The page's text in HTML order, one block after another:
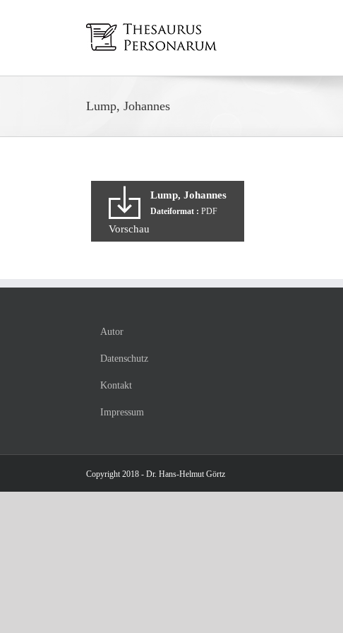
Lump, Johannes
Lump, Johannes
Dateiformat : PDF
Vorschau
Autor
Datenschutz
Kontakt
Impressum
Copyright 2018 - Dr. Hans-Helmut Görtz